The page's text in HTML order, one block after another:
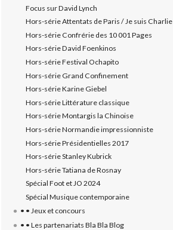
Focus sur David Lynch
Hors-série Attentats de Paris / Je suis Charlie
Hors-série Confrérie des 10 001 Pages
Hors-série David Foenkinos
Hors-série Festival Ochapito
Hors-série Grand Confinement
Hors-série Karine Giebel
Hors-série Littérature classique
Hors-série Montargis la Chinoise
Hors-série Normandie impressionniste
Hors-série Présidentielles 2017
Hors-série Stanley Kubrick
Hors-série Tatiana de Rosnay
Spécial Foot et JO 2024
Spécial Musique contemporaine
• • Jeux et concours
• • Les partenariats Bla Bla Blog